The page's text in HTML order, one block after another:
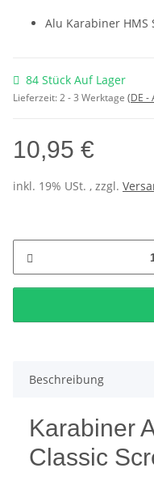
Alu Karabiner HMS
84 Stück Auf Lager
Lieferzeit:2 - 3 Werktage (DE -
10,95 €
inkl. 19% USt. , zzgl.
Beschreibung
Karabiner
Classic